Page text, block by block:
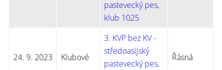
pastevecký pes,
klub 1025
24. 9. 2023 Klubové
3. KVP bez KV -
středoasijský
pastevecký pes,
Řásná